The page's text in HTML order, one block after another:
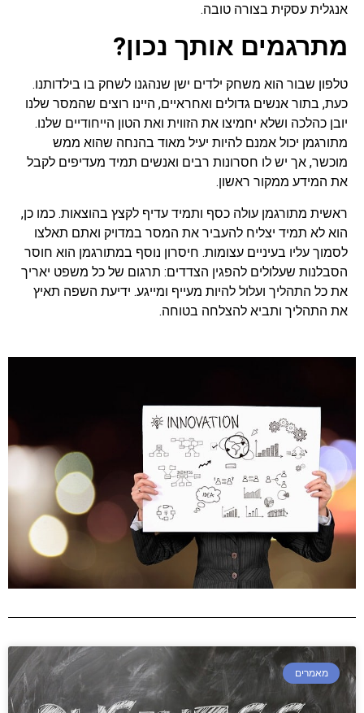
אנגלית עסקית בצורה טובה.
מתרגמים אותך נכון?
טלפון שבור הוא משחק ילדים ישן שנהגנו לשחק בו בילדותנו.
כעת, בתור אנשים גדולים ואחראיים, היינו רוצים שהמסר שלנו
יובן כהלכה ושלא יחמיצו את הזווית ואת הטון הייחודיים שלנו.
מתורגמן יכול אמנם להיות יעיל מאוד בהנחה שהוא ממש
מוכשר, אך יש לו חסרונות רבים ואנשים תמיד מעדיפים לקבל
את המידע ממקור ראשון.
ראשית מתורגמן עולה כסף ותמיד עדיף לקצץ בהוצאות. כמו כן,
הוא לא תמיד יצליח להעביר את המסר במדויק ואתם תאלצו
לסמוך עליו בעיניים עצומות. חיסרון נוסף במתורגמן הוא חוסר
הסבלנות שעלולים להפגין הצדדים: תרגום של כל משפט יאריך
את כל התהליך ועלול להיות מעייף ומייגע. ידיעת השפה תאיץ
את התהליך ותביא להצלחה בטוחה.
מאמרים